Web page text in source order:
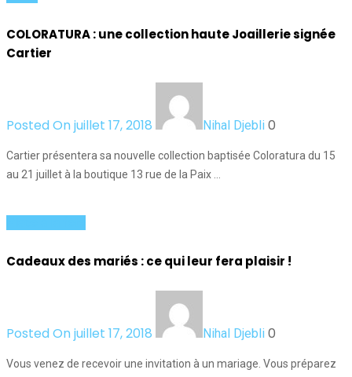
COLORATURA : une collection haute Joaillerie signée
Cartier
Posted On juillet 17, 2018 Nihal Djebli 0
Cartier présentera sa nouvelle collection baptisée Coloratura du 15
au 21 juillet à la boutique 13 rue de la Paix …
Cadeaux des mariés : ce qui leur fera plaisir !
Posted On juillet 17, 2018 Nihal Djebli 0
Vous venez de recevoir une invitation à un mariage. Vous préparez